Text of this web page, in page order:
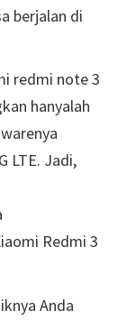
berjalan di
redmi note 3
hanyalah
LTE. Jadi,
Redmi 3
Anda